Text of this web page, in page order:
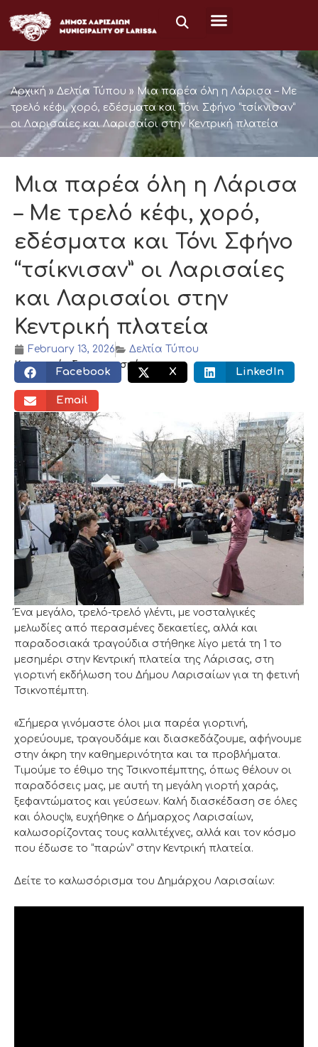
to
content
Αρχική » Δελτία Τύπου » Μια παρέα όλη η Λάρισα – Με
τρελό κέφι, χορό, εδέσματα και Τόνι Σφήνο “τσίκνισαν”
οι Λαρισαίες και Λαρισαίοι στην Κεντρική πλατεία
Μια παρέα όλη η Λάρισα
– Με τρελό κέφι, χορό,
εδέσματα και Τόνι Σφήνο
“τσίκνισαν” οι Λαρισαίες
και Λαρισαίοι στην
Κεντρική πλατεία
February 13, 2026
Δελτία Τύπου
Κοινωνικός διαμοιρασμός:
Facebook X LinkedIn
Email
Ένα μεγάλο, τρελό-τρελό γλέντι, με νοσταλγικές
μελωδίες από περασμένες δεκαετίες, αλλά και
παραδοσιακά τραγούδια στήθηκε λίγο μετά τη 1 το
μεσημέρι στην Κεντρική πλατεία της Λάρισας, στη
γιορτινή εκδήλωση του Δήμου Λαρισαίων για τη φετινή
Τσικνοπέμπτη.
«Σήμερα γινόμαστε όλοι μια παρέα γιορτινή,
χορεύουμε, τραγουδάμε και διασκεδάζουμε, αφήνουμε
στην άκρη την καθημερινότητα και τα προβλήματα.
Τιμούμε το έθιμο της Τσικνοπέμπτης, όπως θέλουν οι
παραδόσεις μας, με αυτή τη μεγάλη γιορτή χαράς,
ξεφαντώματος και γεύσεων. Καλή διασκέδαση σε όλες
και όλους!», ευχήθηκε ο Δήμαρχος Λαρισαίων,
καλωσορίζοντας τους καλλιτέχνες, αλλά και τον κόσμο
που έδωσε το “παρών” στην Κεντρική πλατεία.
Δείτε το καλωσόρισμα του Δημάρχου Λαρισαίων: